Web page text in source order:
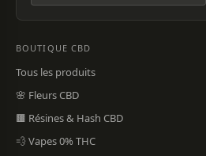
BOUTIQUE CBD
Tous les produits
🌸 Fleurs CBD
🟫 Résines & Hash CBD
💨 Vapes 0% THC